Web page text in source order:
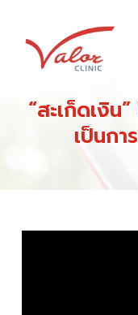
e
“สะเก็ดเงิน
เป็นกา